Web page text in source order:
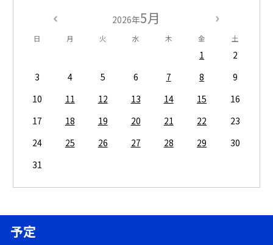
2026年5月
日 月 火 水 木 金 土
1
2
3
4 5 6 7 8
9
10
11 12 13 14 15
16
17
18 19 20 21 22
23
24
25 26 27 28 29
30
31
予定